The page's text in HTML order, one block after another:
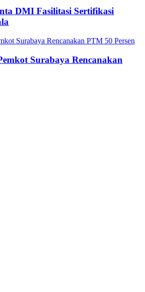
DMI Fasilitasi Sertifikasi
Surabaya Rencanakan